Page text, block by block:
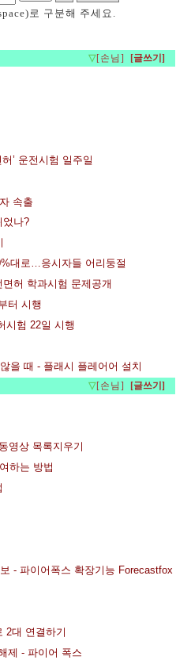
로 구분해 주세요.
▽[손님]
’ 운전시험 일주일
속출
었나?
대로…응시자들 어리둥절
허 학과시험 문제공개
터 시행
시험 22일 시행
을 때 - 플래시 플레어어 설치
▽[손님]
영상 목록지우기
하는 방법
- 파이어폭스 확장기능 Forecastfox
2대 연결하기
제 - 파이어 폭스